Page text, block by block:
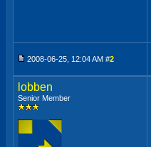
2008-06-25, 12:04 AM #2
lobben
Senior Member